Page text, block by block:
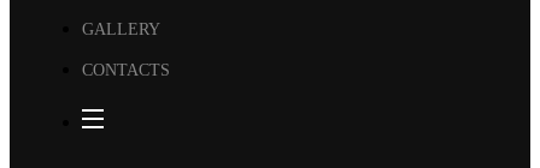
GALLERY
CONTACTS